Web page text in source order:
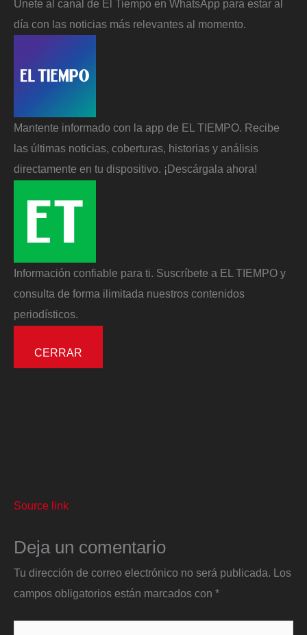
Únete al canal de El Tiempo en WhatsApp para estar al
día con las noticias más relevantes al momento.
Mantente informado con la app de EL TIEMPO. Recibe
las últimas noticias, coberturas, historias y análisis
directamente en tu dispositivo. ¡Descárgala ahora!
Información confiable para ti. Suscríbete a EL TIEMPO y
consulta de forma ilimitada nuestros contenidos
periodísticos.
CERRAR
Source link
Deja un comentario
Tu dirección de correo electrónico no será publicada. Los
campos obligatorios están marcados con *